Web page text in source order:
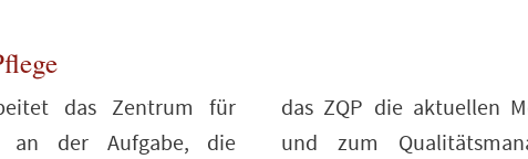
das Zentrum für
an der Aufgabe, die
zur Qualitätssicherung
in der Pflege. Auf